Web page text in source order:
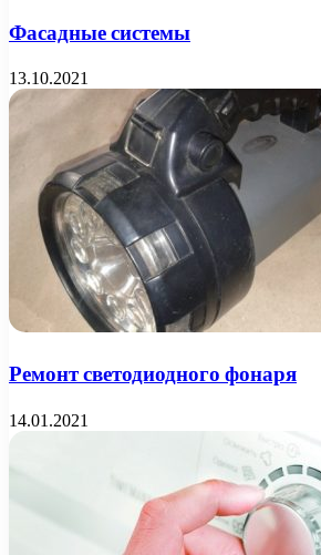
Фасадные системы
13.10.2021
Ремонт светодиодного фонаря
14.01.2021